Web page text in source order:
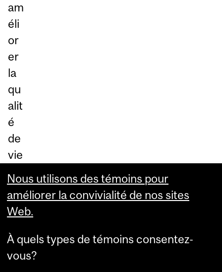
am
éli
or
er
la
qu
alit
é
de
vie
du
pa
tie
nt.
Ils
pe
Nous utilisons des témoins pour
améliorer la convivialité de nos sites
Web.
À quels types de témoins consentez-
vous?